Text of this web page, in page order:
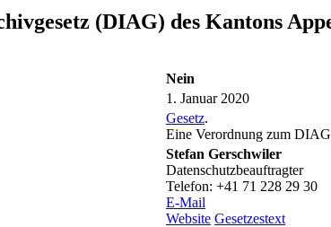
(DIAG) des Kantons
Nein
1. Januar 2020
Gesetz.
Eine Verordnung zum
Stefan Gerschwiler
Datenschutzbeauftragter
Telefon: +41 71 228 29 30
E-Mail
Website Gesetzestext